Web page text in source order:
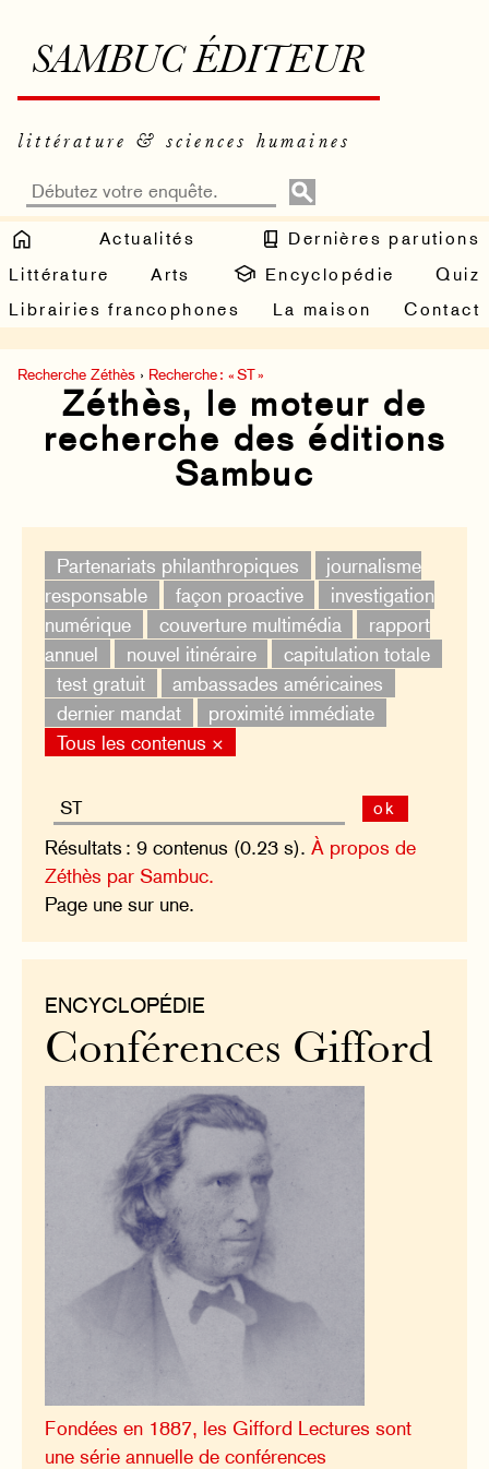
SAMBUC ÉDITEUR
littérature & sciences humaines
Actualités
Dernières parutions
Littérature
Arts Encyclopédie
Quiz
Librairies francophones
La maison Contact
Recherche Zéthès › Recherche : « ST »
Zéthès, le moteur de
recherche des éditions
Sambuc
Partenariats philanthropiques
journalisme
responsable
façon proactive
investigation
numérique
couverture multimédia
rapport
annuel
nouvel itinéraire
capitulation totale
test gratuit
ambassades américaines
dernier mandat
proximité immédiate
Tous les contenus ×
ok
Résultats : 9 contenus (0.23 s).À propos de
Zéthès par Sambuc.
Page une sur une.
ENCYCLOPÉDIE
Conférences Gifford
Fondées en 1887, les Gifford Lectures sont
une série annuelle de conférences